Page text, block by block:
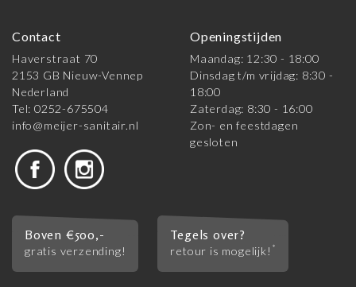
Contact
Haverstraat 70
2153 GB Nieuw-Vennep
Nederland
Tel: 0252-675504
info@meijer-sanitair.nl
Openingstijden
Maandag: 12:30 - 18:00
Dinsdag t/m vrijdag: 8:30 -
18:00
Zaterdag: 8:30 - 16:00
Zon- en feestdagen
gesloten
Boven €500,-
gratis verzending!
Tegels over?
retour is mogelijk! *